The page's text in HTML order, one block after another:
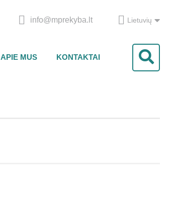
info@mprekyba.lt Lietuvių
APIE MUS KONTAKTAI